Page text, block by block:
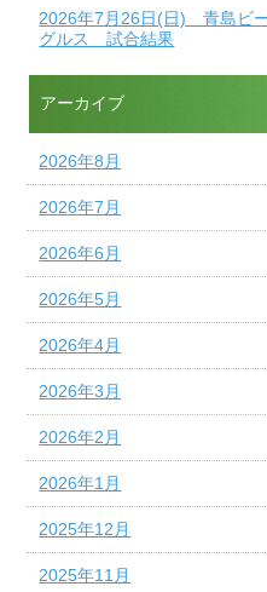
2026年7月26日(日) 青島ビ
グルス 試合結果
アーカイブ
2026年8月
2026年7月
2026年6月
2026年5月
2026年4月
2026年3月
2026年2月
2026年1月
2025年12月
2025年11月